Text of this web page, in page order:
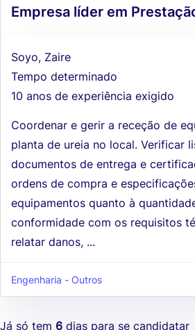
Empresa líder em
Soyo, Zaire
Tempo determinado
10 anos de experiência exigido
Coordenar e gerir a receção de
planta de ureia no local. Verificar
documentos de entrega e
ordens de compra e
equipamentos quanto à
conformidade com os requisitos
relatar danos, ...
Engenharia - Outros
Já só tem 6 dias para se candidatar